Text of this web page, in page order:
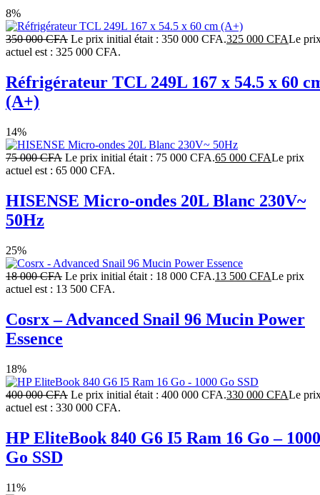
8%
350 000CFA Le prix initial était : 350 000 CFA.325 000 CFALe
actuel est : 325 000 CFA.
Réfrigérateur TCL 249L 167 x 54.5 x 60
(A+)
14%
75 000CFA Le prix initial était : 75 000 CFA.65 000 CFALe prix
actuel est : 65 000 CFA.
HISENSE Micro-ondes 20L Blanc 230V~
50Hz
25%
18 000CFA Le prix initial était : 18 000 CFA.13 500 CFALe prix
actuel est : 13 500 CFA.
Cosrx – Advanced Snail 96 Mucin Power
Essence
18%
400 000CFA Le prix initial était : 400 000 CFA.330 000 CFALe
actuel est : 330 000 CFA.
HP EliteBook 840 G6 I5 Ram 16 Go – 1000
Go SSD
11%